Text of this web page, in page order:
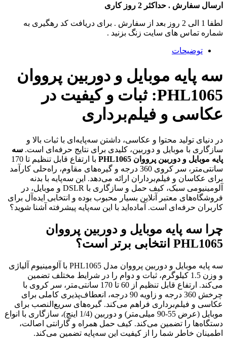
ارسال سفارش . حداکثر 2 روز کاری
لطفا 1 الی 2 روز بعد از سفارش . برای دریافت کد رهگیری به
شماره تماس های سایت زنگ بزنید .
توضیحات
سه پایه موبایل و دوربین پرووان
PHL1065: ثبات و کیفیت در
عکاسی و فیلم‌برداری
در دنیای تولید محتوا و عکاسی، داشتن سه‌پایه‌ای با ثبات بالا و
سازگاری با موبایل و دوربین، کلیدی برای نتایج حرفه‌ای است. سه
پایه موبایل و دوربین پرووان PHL1065
با ارتفاع قابل تنظیم تا 170
سانتی‌متر، سر کروی 360 درجه و گیره‌های مقاوم، راه‌حلی کارآمد
برای عکاسان و فیلم‌برداران ارائه می‌دهد. این سه‌پایه با بدنه
آلومینیومی سبک، کیف حمل و سازگاری با DSLR و موبایل، در
فروشگاه‌های معتبر آنلاین بسیار محبوب بوده و انتخابی ایده‌آل برای
کاربران حرفه‌ای است. آماده‌اید با این سه‌پایه پیشرفته آشنا شوید؟
چرا سه پایه موبایل و دوربین پرووان
PHL1065 انتخابی برتر است؟
سه پایه موبایل و دوربین پرووان مدل PHL1065 با آلومینیوم آلیاژی
و وزن 1.5 کیلوگرم، ثبات و دوام را در شرایط مختلف تضمین
می‌کند. ارتفاع قابل تنظیم از 60 تا 170 سانتی‌متر، سر کروی با
چرخش 360 درجه و زاویه 90 درجه، انعطاف‌پذیری کاملی برای
عکاسی و فیلم‌برداری فراهم می‌کند. گیره‌های سریع‌النصب برای
موبایل (عرض 55-90 میلی‌متر) و دوربین (1/4 اینچ)، سازگاری با انواع
دستگاه‌ها را تضمین می‌کند. کیف حمل همراه و گارانتی اصالت،
اطمینان خاطر شما را از کیفیت این سه‌پایه تضمین می‌کند.